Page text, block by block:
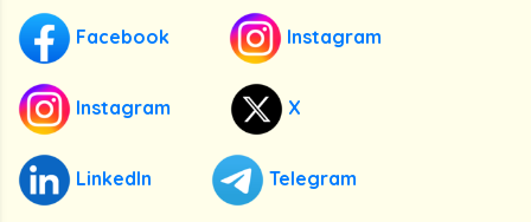
Facebook Instagram
Instagram X
LinkedIn Telegram